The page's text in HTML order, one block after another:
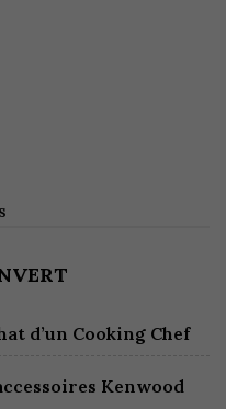
d’un Cooking Chef
Kenwood